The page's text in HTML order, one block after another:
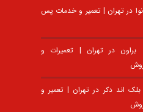
در تهران | تعمیر و خدمات پس
براون در تهران | تعمیرات و
اند دکر در تهران | تعمیر و